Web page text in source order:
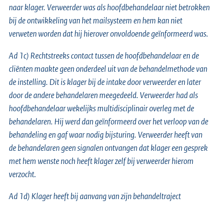
naar klager. Verweerder was als hoofdbehandelaar niet betrokken
bij de ontwikkeling van het mailsysteem en hem kan niet
verweten worden dat hij hierover onvoldoende geïnformeerd was.
Ad 1c) Rechtstreeks contact tussen de hoofdbehandelaar en de
cliënten maakte geen onderdeel uit van de behandelmethode van
de instelling. Dit is klager bij de intake door verweerder en later
door de andere behandelaren meegedeeld. Verweerder had als
hoofdbehandelaar wekelijks multidisciplinair overleg met de
behandelaren. Hij werd dan geïnformeerd over het verloop van de
behandeling en gaf waar nodig bijsturing. Verweerder heeft van
de behandelaren geen signalen ontvangen dat klager een gesprek
met hem wenste noch heeft klager zelf bij verweerder hierom
verzocht.
Ad 1d) Klager heeft bij aanvang van zijn behandeltraject